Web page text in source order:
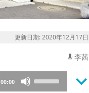
更新日期: 2020年12月17日
李茜
00:00 keyboard_arrow_down